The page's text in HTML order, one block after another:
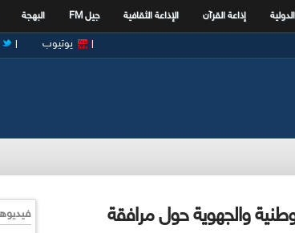
إذاعة القرآن الإذاعة الثقافية جيل FM البهجة
يوتيوب
والجهوية حول مرافقة